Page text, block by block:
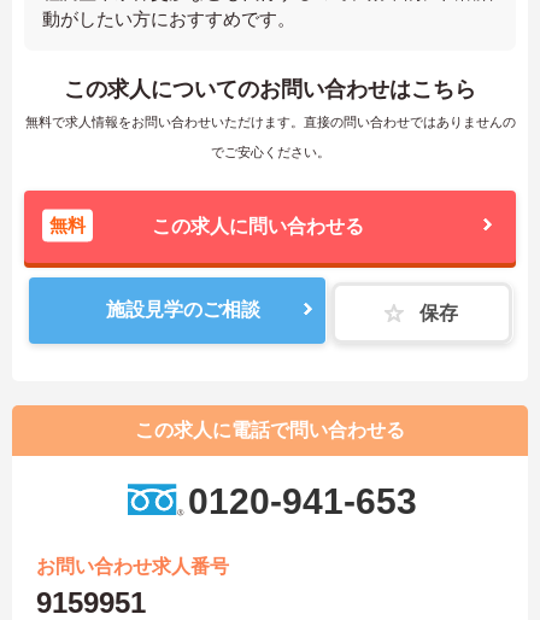
動がしたい方におすすめです。
この求人についてのお問い合わせはこちら
無料で求人情報をお問い合わせいただけます。直接の問い合わせではありませんの
でご安心ください。
無料 この求人に問い合わせる
施設見学のご相談 保存
この求人に電話で問い合わせる
0120-941-653
お問い合わせ求人番号
9159951